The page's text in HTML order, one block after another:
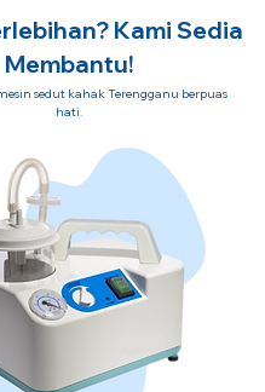
Kami Sedia
Membantu!
sedut kahak Terengganu berpuas
hati.